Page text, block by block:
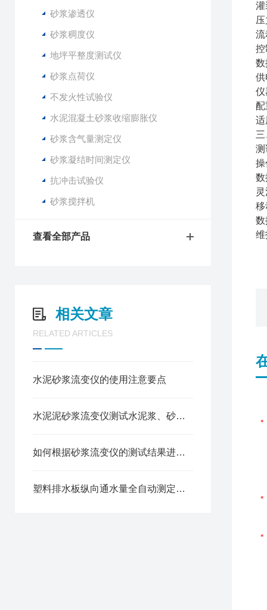
砂浆渗透仪
砂浆稠度仪
地坪平整度测试仪
砂浆点荷仪
不发火性试验仪
水泥混凝土砂浆收缩膨胀仪
砂浆含气量测定仪
砂浆凝结时间测定仪
抗冲击试验仪
砂浆搅拌机
查看全部产品
相关文章
RELATED ARTICLES
水泥砂浆流变仪的使用注意要点
水泥泥砂浆流变仪测试水泥浆、砂浆材料流变性能的方法
如何根据砂浆流变仪的测试结果进行数据分析
塑料排水板纵向通水量全自动测定仪结构工作原理
灌
流
控
数
供
仪
适
测
操
数
移
数
维